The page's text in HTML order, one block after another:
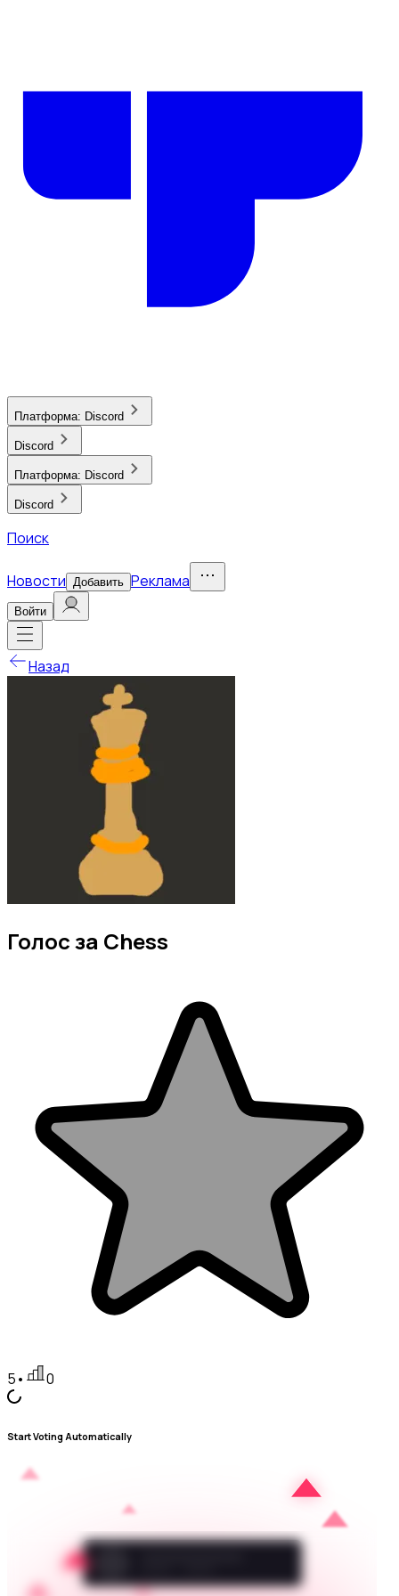
Платформа: Discord
Discord
Платформа: Discord
Discord
Поиск
Новости Добавить Реклама
Войти
Назад
Голос за Chess
5• 0
Start Voting Automatically